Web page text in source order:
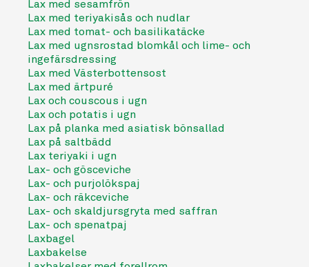
Lax med sesamfrön
Lax med teriyakisås och nudlar
Lax med tomat- och basilikatäcke
Lax med ugnsrostad blomkål och lime- och
ingefärsdressing
Lax med Västerbottensost
Lax med ärtpuré
Lax och couscous i ugn
Lax och potatis i ugn
Lax på planka med asiatisk bönsallad
Lax på saltbädd
Lax teriyaki i ugn
Lax- och gösceviche
Lax- och purjolökspaj
Lax- och räkceviche
Lax- och skaldjursgryta med saffran
Lax- och spenatpaj
Laxbagel
Laxbakelse